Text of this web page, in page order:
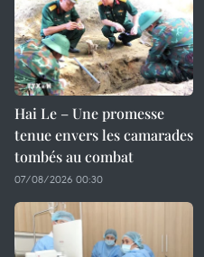
Hai Le – Une promesse
tenue envers les camarades
tombés au combat
07/08/2026 00:30